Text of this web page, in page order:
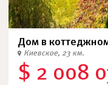
Дом в
Киевское, 23 км.
$ 2 008